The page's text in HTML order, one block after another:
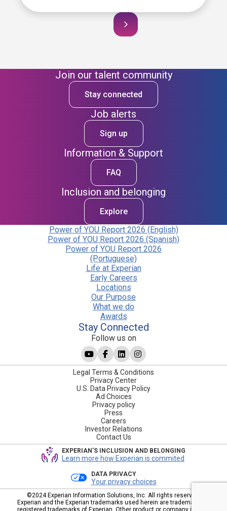
Join our talent community
Stay connected
Job alerts
Sign up
Information & Support
FAQ
Inclusion and belonging
Explore
Power of YOU Report 2026 (English)
Power of YOU Report 2026 (Spanish)
Power of YOU Report 2026
(Portuguese)
Life at Experian
Early Careers
Locations
Our Purpose
What we do
Awards
Stay Connected
Follow us on
Legal Terms & Conditions
Privacy Center
U.S. Data Privacy Policy
Ad Choices
Privacy policy
Press
Careers
Investor Relations
Contact Us
EXPERIAN'S INCLUSION AND BELONGING
Learn more how Experian is commited
DATA PRIVACY
Your privacy choices
©2024 Experian Information Solutions, Inc. All rights reserved.
Experian and the Experian trademarks used herein are trademarks or
registered trademarks of Experian. Other product or company names